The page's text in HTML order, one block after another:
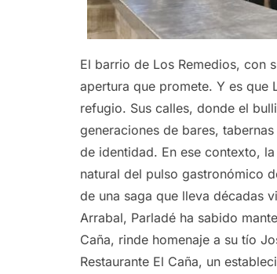
El barrio de Los Remedios, con
apertura que promete. Y es que
refugio. Sus calles, donde el
generaciones de bares,
de identidad. En ese contexto,
natural del pulso gastronómico
de una saga que lleva décadas
Arrabal, Parladé ha sabido
Caña, rinde homenaje a su tío
Restaurante El Caña, un